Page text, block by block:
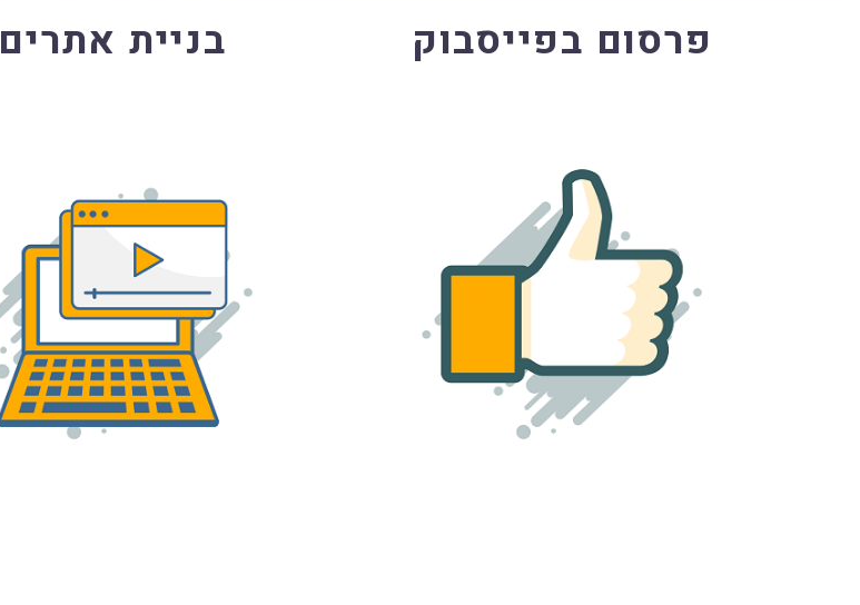
בניית אתרים פרסום בפייסבוק